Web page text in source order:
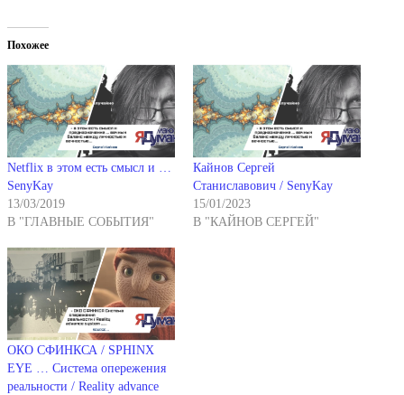
Похожее
Netflix в этом есть смысл и …
SenyKay
13/03/2019
В "ГЛАВНЫЕ СОБЫТИЯ"
Кайнов Сергей
Станиславович / SenyKay
15/01/2023
В "КАЙНОВ СЕРГЕЙ"
ОКО СФИНКСА / SPHINX
EYE … Система опережения
реальности / Reality advance